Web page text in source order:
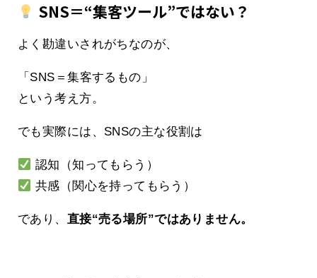
SNS＝“集客ツール”ではない？
よく勘違いされがちなのが、
「SNS＝集客するもの」
という考え方。
でも実際には、SNSの主な役割は
認知（知ってもらう）
共感（関心を持ってもらう）
であり、 直接“売る場所”ではありません。